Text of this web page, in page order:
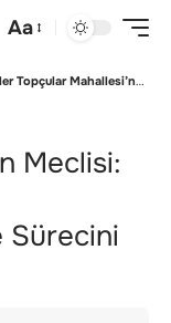
Aa
Tahliye Sürecini Anlattı!
Meclisi:
Sürecini